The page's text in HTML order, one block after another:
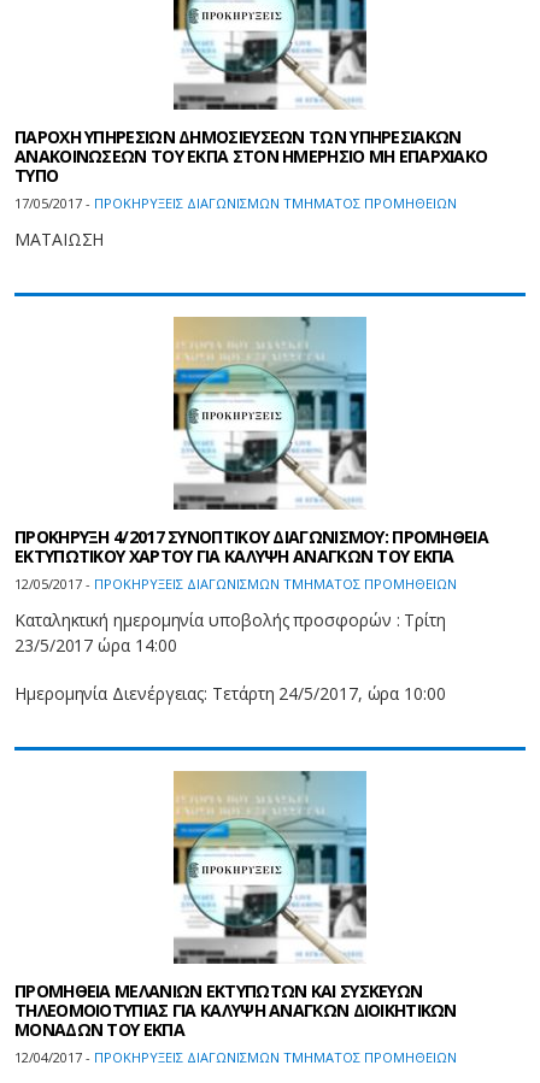
ΠΑΡΟΧΗ ΥΠΗΡΕΣΙΩΝ ΔΗΜΟΣΙΕΥΣΕΩΝ ΤΩΝ ΥΠΗΡΕΣΙΑΚΩΝ
ΑΝΑΚΟΙΝΩΣΕΩΝ ΤΟΥ ΕΚΠΑ ΣΤΟΝ ΗΜΕΡΗΣΙΟ ΜΗ ΕΠΑΡΧΙΑΚΟ
ΤΥΠΟ
17/05/2017 - ΠΡΟΚΗΡΥΞΕΙΣ ΔΙΑΓΩΝΙΣΜΩΝ ΤΜΗΜΑΤΟΣ ΠΡΟΜΗΘΕΙΩΝ
ΜΑΤΑΙΩΣΗ
ΠΡΟΚΗΡΥΞΗ 4/2017 ΣΥΝΟΠΤΙΚΟΥ ΔΙΑΓΩΝΙΣΜΟΥ: ΠΡΟΜΗΘΕΙΑ
ΕΚΤΥΠΩΤΙΚΟΥ ΧΑΡΤΟΥ ΓΙΑ ΚΑΛΥΨΗ ΑΝΑΓΚΩΝ ΤΟΥ ΕΚΠΑ
12/05/2017 - ΠΡΟΚΗΡΥΞΕΙΣ ΔΙΑΓΩΝΙΣΜΩΝ ΤΜΗΜΑΤΟΣ ΠΡΟΜΗΘΕΙΩΝ
Καταληκτική ημερομηνία υποβολής προσφορών : Τρίτη
23/5/2017 ώρα 14:00
Ημερομηνία Διενέργειας: Τετάρτη 24/5/2017, ώρα 10:00
ΠΡΟΜΗΘΕΙΑ ΜΕΛΑΝΙΩΝ ΕΚΤΥΠΩΤΩΝ ΚΑΙ ΣΥΣΚΕΥΩΝ
ΤΗΛΕΟΜΟΙΟΤΥΠΙΑΣ ΓΙΑ ΚΑΛΥΨΗ ΑΝΑΓΚΩΝ ΔΙΟΙΚΗΤΙΚΩΝ
ΜΟΝΑΔΩΝ ΤΟΥ ΕΚΠΑ
12/04/2017 - ΠΡΟΚΗΡΥΞΕΙΣ ΔΙΑΓΩΝΙΣΜΩΝ ΤΜΗΜΑΤΟΣ ΠΡΟΜΗΘΕΙΩΝ